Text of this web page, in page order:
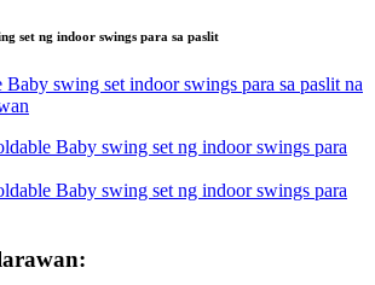
set ng indoor swings para sa paslit